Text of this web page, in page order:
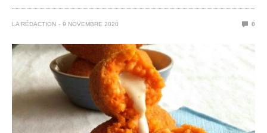
LA RÉDACTION 9 NOVEMBRE 2020 0